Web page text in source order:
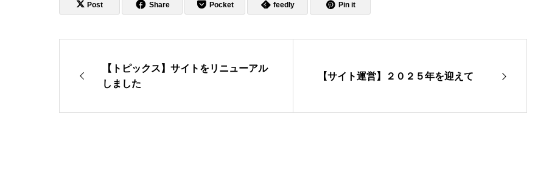
Post Share Pocket feedly Pin it
【トピックス】サイトをリニューアル
しました
【サイト運営】２０２５年を迎えて